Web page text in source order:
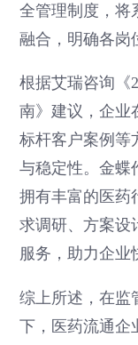
全管理制度，将
融合，明确各岗
根据艾瑞咨询《
南》建议，企业
标杆客户案例等
与稳定性。金蝶
拥有丰富的医药
求调研、方案设
服务，助力企业
综上所述，在监
下，医药流通企